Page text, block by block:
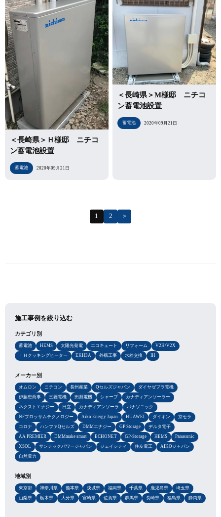
＜長崎県＞Ｈ様邸 ニチコ
ン蓄電池設置
蓄電池 2020年09月21日
＜長崎県＞M様邸 ニチコ
ン蓄電池設置
蓄電池 2020年09月21日
1 2 ＞
施工事例を絞り込む
カテゴリ別
蓄電池 HEMS 太陽光発電 エコキュート リフォーム
V2H/V2X
ＩＨクッキングヒーター
EKH3A 外構工事 水栓交換 IH
メーカー別
オムロン ニチコン 長州産業 Qセルズジャパン
ダイヤゼブラ電機
伊藤忠商事
三菱電機 田淵電機 シャープ
カナディアンソーラー
ネクストエナジー
日立 カナディアンソーラ
パナソニック
NFブロッサムテクノロジー
Aiko Energy Japan HUAWEI ダイキン
京セラ
コロナ
ハンファQセルズ DMMエナジー GP Storage
デルタ電子
AA PREMIER
DMMmake smart ECHONET GP-Storage HEMS
Panasonic
XSOL
サンテックパワージャパン ジェイシティ 住友電工
AIKOジャパン
自然電力
地域別
東京都 神奈川県 熊本県 茨城県 福岡県 千葉県 鹿児島県
埼玉県
山梨県
栃木県 大分県 宮崎県 佐賀県 群馬県 長崎県 福島県 静岡県